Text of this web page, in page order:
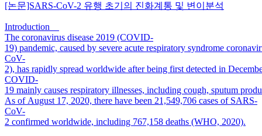
[논문]SARS-CoV-2 유행 초기의 진화계통 및 변이분석
Introduction
The coronavirus disease 2019 (COVID-
19) pandemic, caused by severe acute respiratory syndrome
CoV-
2), has rapidly spread worldwide after being first detected in
COVID-
19 mainly causes respiratory illnesses, including cough, sputum
As of August 17, 2020, there have been 21,549,706 cases of SARS-
CoV-
2 confirmed worldwide, including 767,158 deaths (WHO, 2020).